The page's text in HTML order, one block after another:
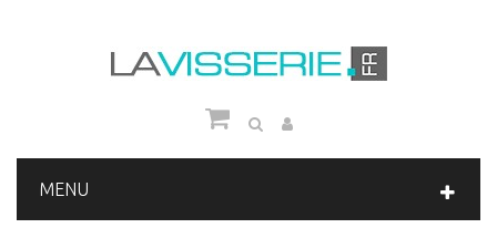
MENU